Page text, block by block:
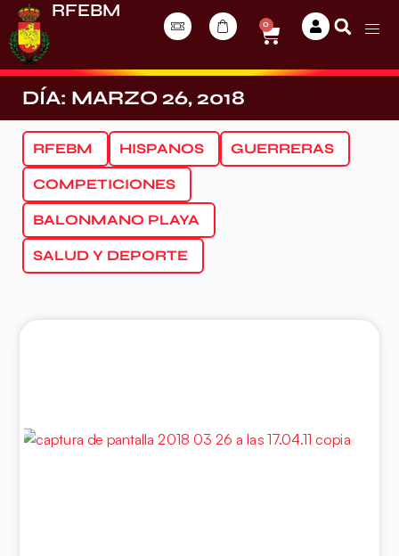
RFEBM
0
DÍA: MARZO 26, 2018
RFEBM HISPANOS GUERRERAS
COMPETICIONES
BALONMANO PLAYA
SALUD Y DEPORTE